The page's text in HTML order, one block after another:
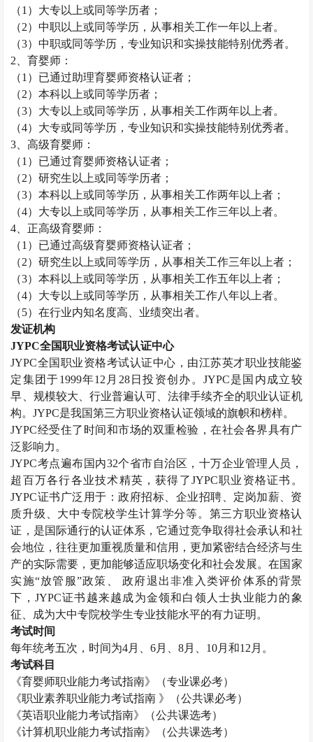
（1 ）大专以上或同等学历者；
（2）中职以上或同等学历，从事相关工作一年以上者。
（3）中职或同等学历，专业知识和实操技能特别优秀者。
2 、育婴师：
（1 ）已通过助理育婴师资格认证者；
（2）本科以上或同等学历者；
（3）大专以上或同等学历，从事相关工作两年以上者。
（4）大专或同等学历，专业知识和实操技能特别优秀者。
3 、高级育婴师：
（1 ）已通过育婴师资格认证者；
（2）研究生以上或同等学历者；
（3）本科以上或同等学历，从事相关工作两年以上者；
（4）大专以上或同等学历，从事相关工作三年以上者。
4 、正高级育婴师：
（1 ）已通过高级育婴师资格认证者；
（2）研究生以上或同等学历，从事相关工作三年以上者；
（3）本科以上或同等学历，从事相关工作五年以上者；
（4）大专以上或同等学历，从事相关工作八年以上者。
（5）在行业内知名度高、业绩突出者。
发证机构
JYPC全国职业资格考试认证中心
JYPC全国职业资格考试认证中心，由江苏英才职业技能鉴
定集团于1999年12 月 28日投资创办。 JYPC是国内成立较
早、规模较大、行业普遍认可、法律手续齐全的职业认证机
构。JYPC是我国第三方职业资格认证领域的旗帜和榜样。
JYPC经受住了时间和市场的双重检验，在社会各界具有广
泛影响力。
JYPC考点遍布国内32个省市自治区，十万企业管理人员，
超百万各行各业技术精英，获得了JYPC职业资格证书。
JYPC证书广泛用于：政府招标、企业招聘、定岗加薪、资
质升级、大中专院校学生计算学分等。第三方职业资格认
证，是国际通行的认证体系，它通过竞争取得社会承认和社
会地位，往往更加重视质量和信用，更加紧密结合经济与生
产的实际需要，更加能够适应职场变化和社会发展。在国家
实施“放管服”政策、 政府退出非准入类评价体系的背景
下， JYPC证书越来越成为金领和白领人士执业能力的象
征、成为大中专院校学生专业技能水平的有力证明。
考试时间
每年统考五次，时间为4月、6月、8月、 10月和12 月。
考试科目
《育婴师职业能力考试指南》（专业课必考）
《职业素养职业能力考试指南 》（公共课必考）
《英语职业能力考试指南》（公共课选考）
《计算机职业能力考试指南》（公共课选考）